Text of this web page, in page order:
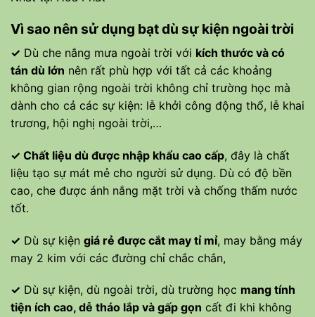
Vì sao nên sử dụng bạt dù sự kiện ngoài trời
✓ Dù che nắng mưa ngoài trời với kích thước và có
tán dù lớn nên rất phù hợp với tất cả các khoảng
không gian rộng ngoài trời không chỉ trường học mà
dành cho cả các sự kiện: lễ khởi công động thổ, lễ khai
trương, hội nghị ngoài trời,…
✓ Chất liệu dù được nhập khẩu cao cấp, đây là chất
liệu tạo sự mát mẻ cho người sử dụng. Dù có độ bền
cao, che được ánh nắng mặt trời và chống thấm nước
tốt.
✓ Dù sự kiện giá rẻ được cắt may tỉ mỉ, may bằng máy
may 2 kim với các đường chỉ chắc chắn,
✓ Dù sự kiện, dù ngoài trời, dù trường học mang tính
tiện ích cao, dễ tháo lắp và gấp gọn cất đi khi không